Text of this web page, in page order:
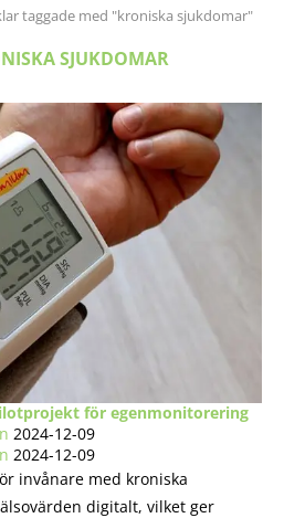
taggade med "kroniska sjukdomar"
SJUKDOMAR
för egenmonitorering
2024-12-09
2024-12-09
invånare med kroniska
digitalt, vilket ger